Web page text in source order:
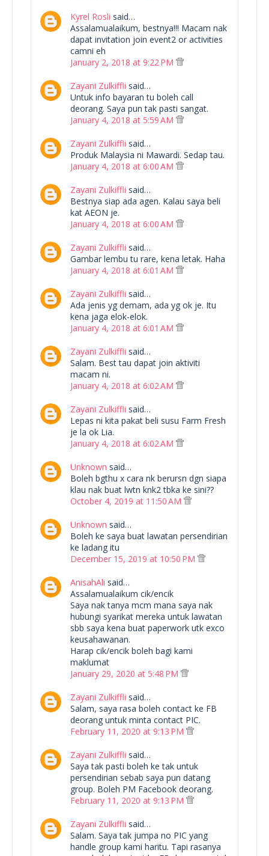
Kyrel Rosli said…
Assalamualaikum, bestnya!!! Macam nak
dapat invitation join event2 or activities
camni eh
January 2, 2018 at 9:22 PM
Zayani Zulkiffli said…
Untuk info bayaran tu boleh call
deorang. Saya pun tak pasti sangat.
January 4, 2018 at 5:59 AM
Zayani Zulkiffli said…
Produk Malaysia ni Mawardi. Sedap tau.
January 4, 2018 at 6:00 AM
Zayani Zulkiffli said…
Bestnya siap ada agen. Kalau saya beli
kat AEON je.
January 4, 2018 at 6:00 AM
Zayani Zulkiffli said…
Gambar lembu tu rare, kena letak. Haha
January 4, 2018 at 6:01 AM
Zayani Zulkiffli said…
Ada jenis yg demam, ada yg ok je. Itu
kena jaga elok-elok.
January 4, 2018 at 6:01 AM
Zayani Zulkiffli said…
Salam. Best tau dapat join aktiviti
macam ni.
January 4, 2018 at 6:02 AM
Zayani Zulkiffli said…
Lepas ni kita pakat beli susu Farm Fresh
je la ok Lia.
January 4, 2018 at 6:02 AM
Unknown said…
Boleh bgthu x cara nk berursn dgn siapa
klau nak buat lwtn knk2 tbka ke sini??
October 4, 2019 at 11:50 AM
Unknown said…
Boleh ke saya buat lawatan persendirian
ke ladang itu
December 15, 2019 at 10:50 PM
AnisahAli said…
Assalamualaikum cik/encik
Saya nak tanya mcm mana saya nak
hubungi syarikat mereka untuk lawatan
sbb saya kena buat paperwork utk exco
keusahawanan.
Harap cik/encik boleh bagi kami
maklumat
January 29, 2020 at 5:48 PM
Zayani Zulkiffli said…
Salam, saya rasa boleh contact ke FB
deorang untuk minta contact PIC.
February 11, 2020 at 9:13 PM
Zayani Zulkiffli said…
Saya tak pasti boleh ke tak untuk
persendirian sebab saya pun datang
group. Boleh PM Facebook deorang.
February 11, 2020 at 9:13 PM
Zayani Zulkiffli said…
Salam. Saya tak jumpa no PIC yang
handle group kami haritu. Tapi rasanya